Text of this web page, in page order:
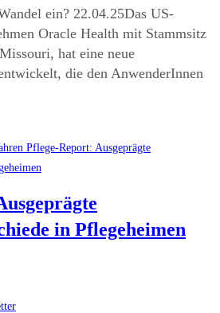
ein? 22.04.25Das US-
Oracle Health mit Stammsitz
hat eine neue
die den AnwenderInnen
in Pflegeheimen